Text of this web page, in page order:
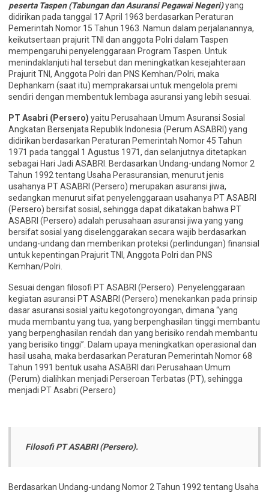
peserta Taspen (Tabungan dan Asuransi Pegawai Negeri)yang
didirikan pada tanggal 17 April 1963 berdasarkan Peraturan
Pemerintah Nomor 15 Tahun 1963. Namun dalam perjalanannya,
keikutsertaan prajurit TNI dan anggota Polri dalam Taspen
mempengaruhi penyelenggaraan Program Taspen. Untuk
menindaklanjuti hal tersebut dan meningkatkan kesejahteraan
Prajurit TNI, Anggota Polri dan PNS Kemhan/Polri, maka
Dephankam (saat itu) memprakarsai untuk mengelola premi
sendiri dengan membentuk lembaga asuransi yang lebih sesuai.
PT Asabri (Persero) yaitu Perusahaan Umum Asuransi Sosial
Angkatan Bersenjata Republik Indonesia (Perum ASABRI) yang
didirikan berdasarkan Peraturan Pemerintah Nomor 45 Tahun
1971 pada tanggal 1 Agustus 1971, dan selanjutnya ditetapkan
sebagai Hari Jadi ASABRI. Berdasarkan Undang-undang Nomor 2
Tahun 1992 tentang Usaha Perasuransian, menurut jenis
usahanya PT ASABRI (Persero) merupakan asuransi jiwa,
sedangkan menurut sifat penyelenggaraan usahanya PT ASABRI
(Persero) bersifat sosial, sehingga dapat dikatakan bahwa PT
ASABRI (Persero) adalah perusahaan asuransi jiwa yang yang
bersifat sosial yang diselenggarakan secara wajib berdasarkan
undang-undang dan memberikan proteksi (perlindungan) finansial
untuk kepentingan Prajurit TNI, Anggota Polri dan PNS
Kemhan/Polri.
Sesuai dengan filosofi PT ASABRI (Persero). Penyelenggaraan
kegiatan asuransi PT ASABRI (Persero) menekankan pada prinsip
dasar asuransi sosial yaitu kegotongroyongan, dimana “yang
muda membantu yang tua, yang berpenghasilan tinggi membantu
yang berpenghasilan rendah dan yang berisiko rendah membantu
yang berisiko tinggi”. Dalam upaya meningkatkan operasional dan
hasil usaha, maka berdasarkan Peraturan Pemerintah Nomor 68
Tahun 1991 bentuk usaha ASABRI dari Perusahaan Umum
(Perum) dialihkan menjadi Perseroan Terbatas (PT), sehingga
menjadi PT Asabri (Persero)
Filosofi PT ASABRI (Persero).
Berdasarkan Undang-undang Nomor 2 Tahun 1992 tentang Usaha